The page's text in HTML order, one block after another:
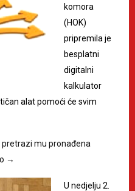
komora
(HOK)
pripremila je
besplatni
digitalni
kalkulator
alat pomoći će svim
mu pronađena
→
U nedjelju 2.